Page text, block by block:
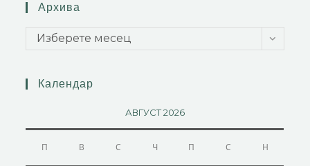
Архива
Изберете месец
Календар
АВГУСТ 2026
П В С Ч П С Н